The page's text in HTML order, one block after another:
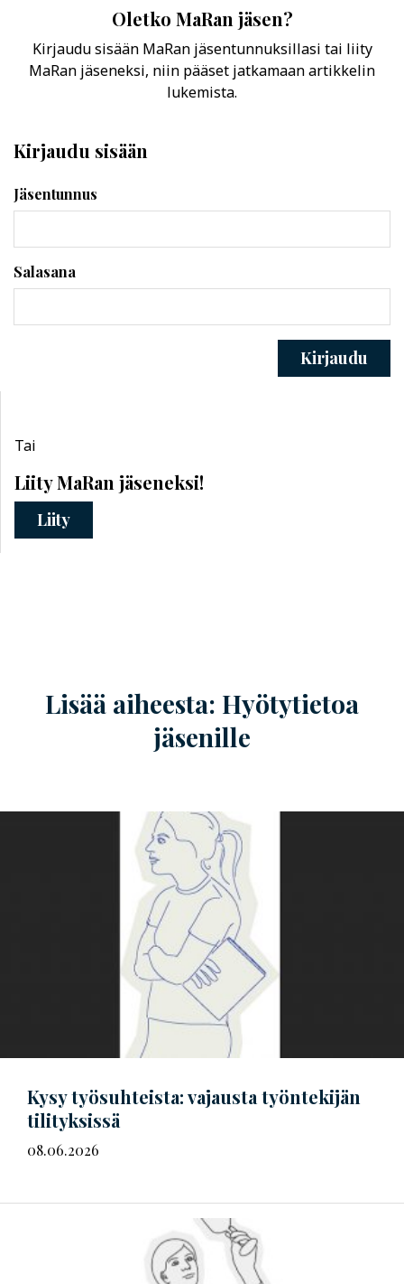
Oletko MaRan jäsen?
Kirjaudu sisään MaRan jäsentunnuksillasi tai liity
MaRan jäseneksi, niin pääset jatkamaan artikkelin
lukemista.
Kirjaudu sisään
Jäsentunnus
Salasana
Kirjaudu
Tai
Liity MaRan jäseneksi!
Liity
Lisää aiheesta: Hyötytietoa
jäsenille
Kysy työsuhteista: vajausta työntekijän
tilityksissä
08.06.2026